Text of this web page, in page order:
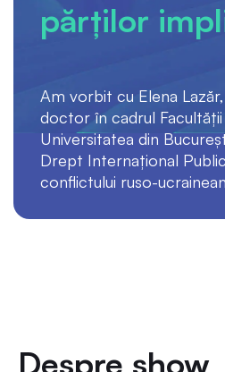
părților
Am vorbit cu Elena
doctor în cadrul
Universitatea din
Drept Internațional
conflictului ruso-
Despre show